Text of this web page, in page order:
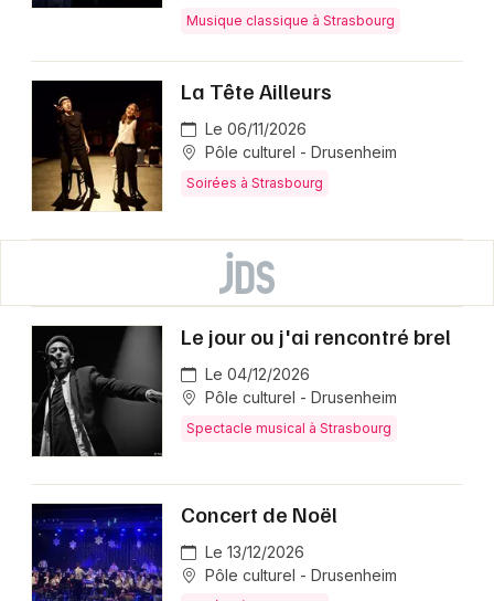
Musique classique à Strasbourg
La Tête Ailleurs
Le 06/11/2026
Pôle culturel - Drusenheim
Soirées à Strasbourg
Le jour ou j'ai rencontré brel
Le 04/12/2026
Pôle culturel - Drusenheim
Spectacle musical à Strasbourg
Concert de Noël
Le 13/12/2026
Pôle culturel - Drusenheim